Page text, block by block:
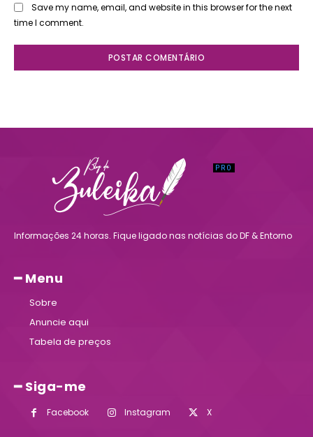
Save my name, email, and website in this browser for the next
time I comment.
Informações 24 horas. Fique ligado nas notícias do DF & Entorno
━ Menu
Sobre
Anuncie aqui
Tabela de preços
━ Siga-me
Facebook Instagram X